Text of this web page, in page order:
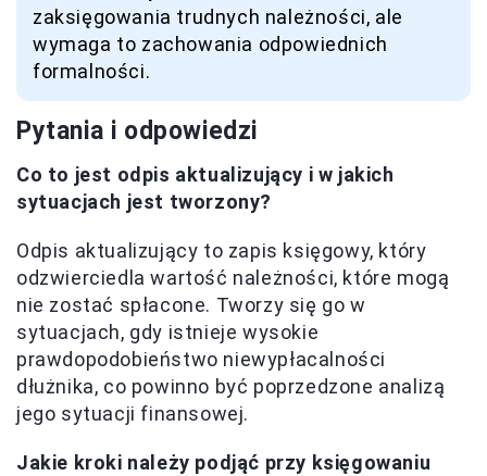
zaksięgowania trudnych należności, ale
wymaga to zachowania odpowiednich
formalności.
Pytania i odpowiedzi
Co to jest odpis aktualizujący i w jakich
sytuacjach jest tworzony?
Odpis aktualizujący to zapis księgowy, który
odzwierciedla wartość należności, które mogą
nie zostać spłacone. Tworzy się go w
sytuacjach, gdy istnieje wysokie
prawdopodobieństwo niewypłacalności
dłużnika, co powinno być poprzedzone analizą
jego sytuacji finansowej.
Jakie kroki należy podjąć przy księgowaniu